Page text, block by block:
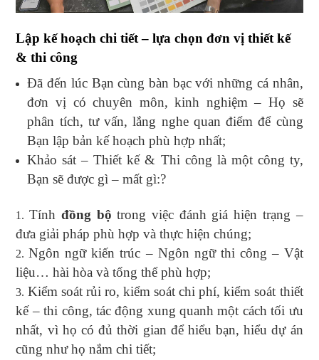
Lập kế hoạch chi tiết – lựa chọn đơn vị thiết kế
& thi công
Đã đến lúc Bạn cùng bàn bạc với những cá nhân,
đơn vị có chuyên môn, kinh nghiệm – Họ sẽ
phân tích, tư vấn, lắng nghe quan điểm để cùng
Bạn lập bản kế hoạch phù hợp nhất;
Khảo sát – Thiết kế & Thi công là một công ty,
Bạn sẽ được gì – mất gì:?
Tính đồng bộtrong việc đánh giá hiện trạng –
đưa giải pháp phù hợp và thực hiện chúng;
Ngôn ngữ kiến trúc – Ngôn ngữ thi công – Vật
liệu… hài hòa và tổng thể phù hợp;
Kiểm soát rủi ro, kiểm soát chi phí, kiểm soát thiết
kế – thi công, tác động xung quanh một cách tối ưu
nhất, vì họ có đủ thời gian để hiểu bạn, hiểu dự án
cũng như họ nắm chi tiết;